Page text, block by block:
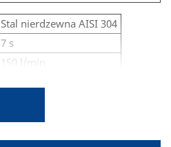
Stal nierdzewna AISI 304
7 s
150 l/min
Silnik 12 V DC